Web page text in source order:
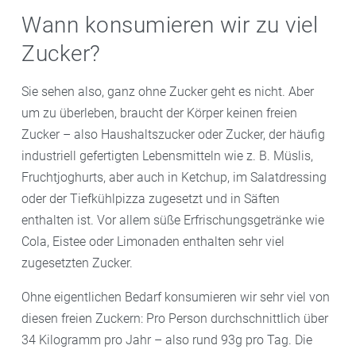
Wann konsumieren wir zu viel
Zucker?
Sie sehen also, ganz ohne Zucker geht es nicht. Aber
um zu überleben, braucht der Körper keinen freien
Zucker – also Haushaltszucker oder Zucker, der häufig
industriell gefertigten Lebensmitteln wie z. B. Müslis,
Fruchtjoghurts, aber auch in Ketchup, im Salatdressing
oder der Tiefkühlpizza zugesetzt und in Säften
enthalten ist. Vor allem süße Erfrischungsgetränke wie
Cola, Eistee oder Limonaden enthalten sehr viel
zugesetzten Zucker.
Ohne eigentlichen Bedarf konsumieren wir sehr viel von
diesen freien Zuckern: Pro Person durchschnittlich über
34 Kilogramm pro Jahr – also rund 93g pro Tag. Die